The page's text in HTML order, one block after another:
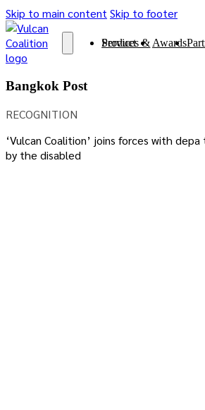
Skip to main content Skip to footer
Services & Product Awards
Bangkok Post
RECOGNITION
‘Vulcan Coalition’ joins forces with
by the disabled